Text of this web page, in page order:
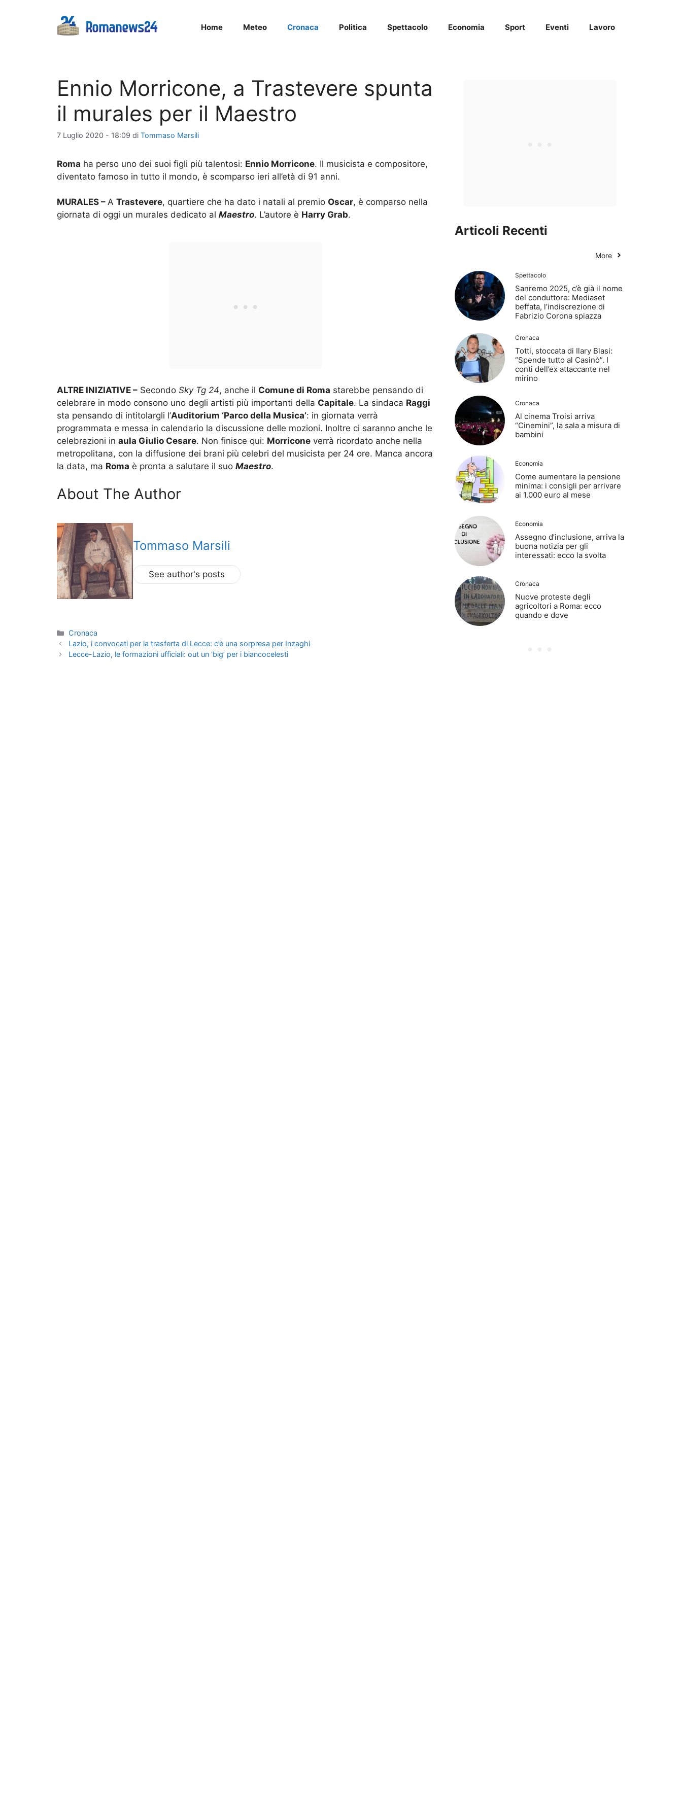
Home Meteo Cronaca Politica Spettacolo Economia Sport Eventi Lavoro
Ennio Morricone, a Trastevere spunta
il murales per il Maestro
7 Luglio 2020 - 18:09 di Tommaso Marsili
Roma ha perso uno dei suoi figli più talentosi: Ennio Morricone. Il musicista e compositore,
diventato famoso in tutto il mondo, è scomparso ieri all’età di 91 anni.
MURALES – A Trastevere, quartiere che ha dato i natali al premio Oscar, è comparso nella
giornata di oggi un murales dedicato al Maestro. L’autore è Harry Grab.
ALTRE INIZIATIVE – Secondo Sky Tg 24, anche il Comune di Roma starebbe pensando di
celebrare in modo consono uno degli artisti più importanti della Capitale. La sindaca Raggi
sta pensando di intitolargli l’Auditorium ‘Parco della Musica’: in giornata verrà
programmata e messa in calendario la discussione delle mozioni. Inoltre ci saranno anche le
celebrazioni in aula Giulio Cesare. Non finisce qui: Morricone verrà ricordato anche nella
metropolitana, con la diffusione dei brani più celebri del musicista per 24 ore. Manca ancora
la data, ma Roma è pronta a salutare il suo Maestro.
About The Author
Tommaso Marsili
See author's posts
Categorie
Cronaca
Lazio, i convocati per la trasferta di Lecce: c’è una sorpresa per Inzaghi
Lecce-Lazio, le formazioni ufficiali: out un ‘big’ per i biancocelesti
Articoli Recenti
More
Spettacolo
Sanremo 2025, c’è già il nome
del conduttore: Mediaset
beffata, l’indiscrezione di
Fabrizio Corona spiazza
Cronaca
Totti, stoccata di Ilary Blasi:
“Spende tutto al Casinò”. I
conti dell’ex attaccante nel
mirino
Cronaca
Al cinema Troisi arriva
“Cinemini”, la sala a misura di
bambini
Economia
Come aumentare la pensione
minima: i consigli per arrivare
ai 1.000 euro al mese
Economia
Assegno d’inclusione, arriva la
buona notizia per gli
interessati: ecco la svolta
Cronaca
Nuove proteste degli
agricoltori a Roma: ecco
quando e dove